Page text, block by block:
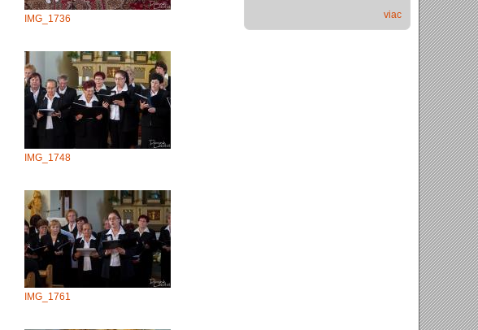
IMG_1736
IMG_1748
IMG_1761
viac